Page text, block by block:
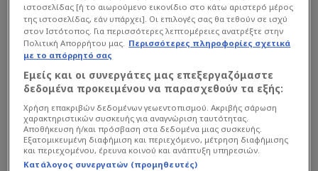
ιστοσελίδας [ή το αιωρούμενο εικονίδιο στο κάτω αριστερό μέρος
της ιστοσελίδας, εάν υπάρχει]. Οι επιλογές σας θα τεθούν σε ισχύ
στον Ιστότοπος. Για περισσότερες λεπτομέρειες ανατρέξτε στην
Πολιτική Απορρήτου μας. Περισσότερες πληροφορίες σχετικά
με το απόρρητό σας
Εμείς και οι συνεργάτες μας επεξεργαζόμαστε
δεδομένα προκειμένου να παρασχεθούν τα εξής:
Χρήση επακριβών δεδομένων γεωεντοπισμού. Ακριβής σάρωση
χαρακτηριστικών συσκευής για αναγνώριση ταυτότητας.
Αποθήκευση ή/και πρόσβαση στα δεδομένα μιας συσκευής.
Εξατομικευμένη διαφήμιση και περιεχόμενο, μέτρηση διαφήμισης
και περιεχομένου, έρευνα κοινού και ανάπτυξη υπηρεσιών.
Κατάλογος συνεργατών (προμηθευτές)